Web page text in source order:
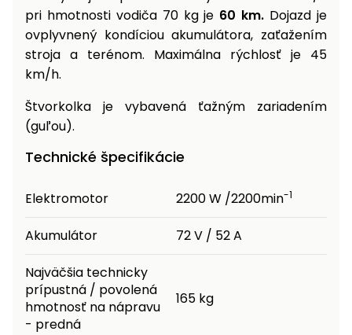
pri hmotnosti vodiča 70 kg je 60 km. Dojazd je
ovplyvnený kondíciou akumulátora, zaťažením
stroja a terénom. Maximálna rýchlosť je 45
km/h.
Štvorkolka je vybavená ťažným zariadením
(guľou).
Technické špecifikácie
Elektromotor 2200 W /2200min-1
Akumulátor 72 V / 52 A
Najväčšia technicky
prípustná / povolená
hmotnosť na nápravu
- predná
165 kg